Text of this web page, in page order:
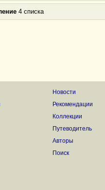
4 списка
Новости
Рекомендации
Коллекции
Путеводитель
Авторы
Поиск